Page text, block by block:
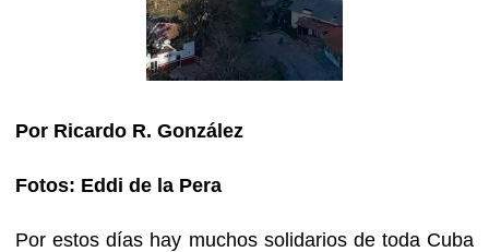
Por Ricardo R. González
Fotos: Eddi de la Pera
Por estos días hay muchos solidarios de toda Cuba